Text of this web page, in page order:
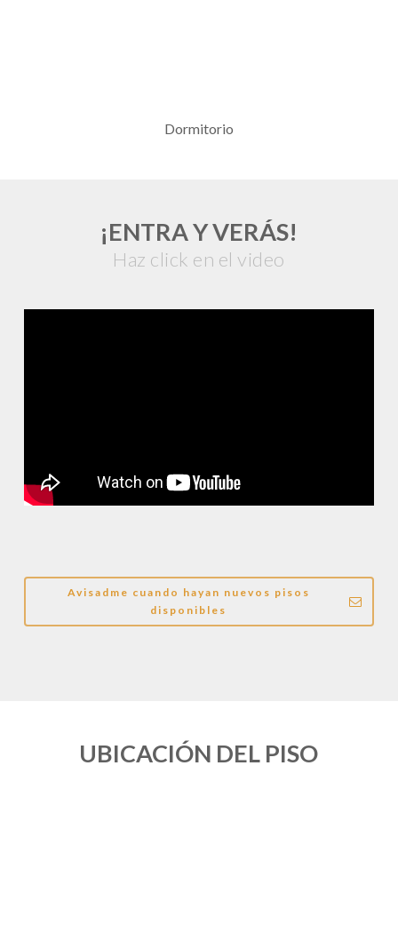
Dormitorio
¡ENTRA Y VERÁS!
Haz click en el video
Avisadme cuando hayan nuevos pisos
disponibles
UBICACIÓN DEL PISO